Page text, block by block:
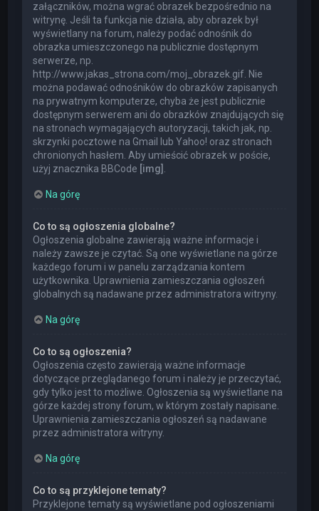
załączników, można wgrać obrazek bezpośrednio na
witrynę. Jeśli ta funkcja nie działa, aby obrazek był
wyświetlany na forum, należy podać odnośnik do
obrazka umieszczonego na publicznie dostępnym
serwerze, np.
http://www.jakas_strona.com/moj_obrazek.gif. Nie
można podawać odnośników do obrazków zapisanych
na prywatnym komputerze, chyba że jest publicznie
dostępnym serwerem ani do obrazków znajdujących się
na stronach wymagających autoryzacji, takich jak, np.
skrzynki pocztowe na Gmail lub Yahoo! oraz stronach
chronionych hasłem. Aby umieścić obrazek w poście,
użyj znacznika BBCode [img] .
Na górę
Co to są ogłoszenia globalne?
Ogłoszenia globalne zawierają ważne informacje i
należy zawsze je czytać. Są one wyświetlane na górze
każdego forum i w panelu zarządzania kontem
użytkownika. Uprawnienia zamieszczania ogłoszeń
globalnych są nadawane przez administratora witryny.
Na górę
Co to są ogłoszenia?
Ogłoszenia często zawierają ważne informacje
dotyczące przeglądanego forum i należy je przeczytać,
gdy tylko jest to możliwe. Ogłoszenia są wyświetlane na
górze każdej strony forum, w którym zostały napisane.
Uprawnienia zamieszczania ogłoszeń są nadawane
przez administratora witryny.
Na górę
Co to są przyklejone tematy?
Przyklejone tematy są wyświetlane pod ogłoszeniami